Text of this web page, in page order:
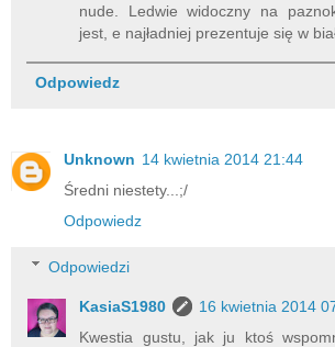
nude. Ledwie widoczny na
jest, e najładniej prezentuje się w
Odpowiedz
Unknown 14 kwietnia 2014 21:44
Średni niestety...;/
Odpowiedz
Odpowiedzi
KasiaS1980
16 kwietnia 2014
Kwestia gustu, jak ju ktoś